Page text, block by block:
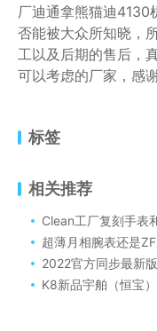
厂迪通拿熊猫迪4130
否能被大众所知晓，
工以及后期的售后，
可以考虑的厂家，感
标签
相关推荐
Clean工厂复刻手表
超薄月相腕表还是
2022官方同步最新
K8新品宇舶（恒宝）